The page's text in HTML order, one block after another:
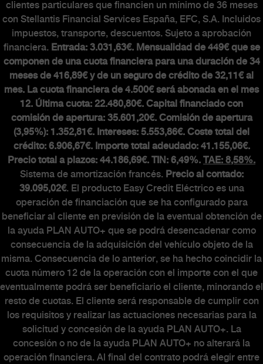
clientes particulares que financien un mínimo de 36 meses
con Stellantis Financial Services España, EFC, S.A. Incluidos
impuestos, transporte, descuentos. Sujeto a aprobación
financiera. Entrada: 3.031,63€. Mensualidad de 449€ que se
componen de una cuota financiera para una duración de 34
meses de 416,89€ y de un seguro de crédito de 32,11€ al
mes. La cuota financiera de 4.500€ será abonada en el mes
12. Última cuota: 22.480,80€. Capital financiado con
comisión de apertura: 35.601,20€. Comisión de apertura
(3,95%): 1.352,81€. Intereses: 5.553,86€. Coste total del
crédito: 6.906,67€. Importe total adeudado: 41.155,06€.
Precio total a plazos: 44.186,69€. TIN: 6,49%. TAE: 8,58%.
Sistema de amortización francés. Precio al contado:
39.095,02€. El producto Easy Credit Eléctrico es una
operación de financiación que se ha configurado para
beneficiar al cliente en previsión de la eventual obtención de
la ayuda PLAN AUTO+ que se podrá desencadenar como
consecuencia de la adquisición del vehículo objeto de la
misma. Consecuencia de lo anterior, se ha hecho coincidir la
cuota número 12 de la operación con el importe con el que
eventualmente podrá ser beneficiario el cliente, minorando el
resto de cuotas. El cliente será responsable de cumplir con
los requisitos y realizar las actuaciones necesarias para la
solicitud y concesión de la ayuda PLAN AUTO+. La
concesión o no de la ayuda PLAN AUTO+ no alterará la
operación financiera. Al final del contrato podrá elegir entre